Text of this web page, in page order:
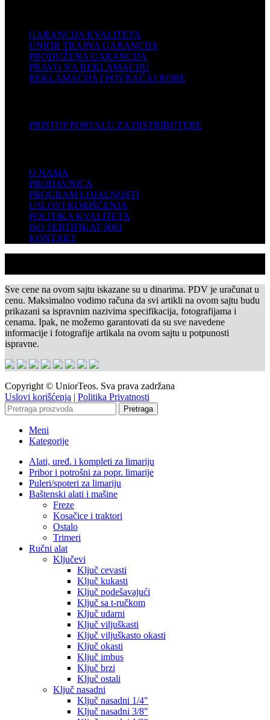
GARANCIJA KVALITETA
UNIOR TRAJNA GARANCIJA
PRODUŽENA GARANCIJA
PRAVO NA REKLAMACIJU
REKLAMACIJA I POVRAĆAJ ROBE
PRISTUP PORTALU ZA DISTRIBUTERE
O NAMA
PRODAVNICA
PROGRAM LOJALNOSTI
USLOVI KORIŠĆENJA
POLITIKA KVALITETA
ISO SERTIFIKAT 9001
KONTAKT
Sve cene na ovom sajtu iskazane su u dinarima. PDV je uračunat u
cenu. Maksimalno vodimo računa da svi artikli na ovom sajtu budu
prikazani sa ispravnim nazivima specifikacija, fotografijama i
cenama. Ipak, ne možemo garantovati da su sve navedene
informacije i fotografije artikala na ovom sajtu u potpunosti
ispravne.
Copyright © UniorTeos. Sva prava zadržana
Uslovi korišćenja | Politika Privatnosti
Pretraga
Meni
Kategorije
Alati, uređ. i kompleti za limariju
Pribor i potrošni za popr. limarije
Puleri/spoteri za limariju
Baštenski alati i mašine
Freze
Kosačice i traktori
Ostalo
Trimeri
Ručni alat
Ključevi
Ključ cevasti
Ključ kukasti
Ključ podešavajući
Ključ sa t-ručkom
Ključ udarni
Ključ viljuškasti
Ključ viljuškasto okasti
Ključ okasti
Ključ imbus
Ključ brzi
Ključ ostali
Ključ nasadni
Ključ nasadni 1/4″
Ključ nasadni 3/8″